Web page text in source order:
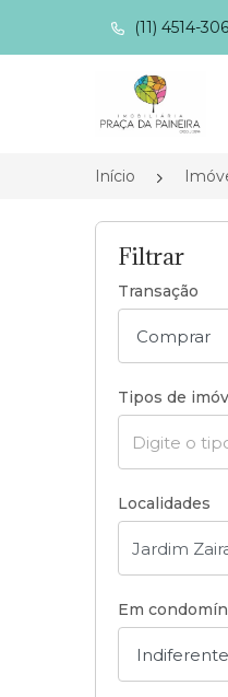
(11) 4514-
Página inicial
Início
Filtrar
Transação
Tipos de
Localidades
Em